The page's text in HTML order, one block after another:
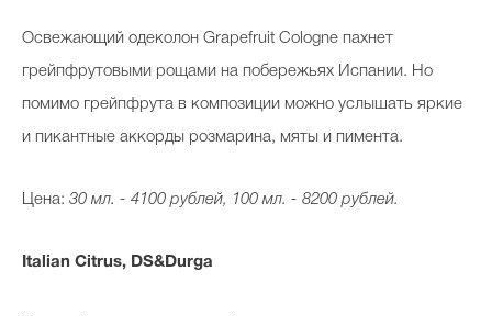
Освежающий одеколон Grapefruit Cologne пахнет
грейпфрутовыми рощами на побережьях Испании. Но
помимо грейпфрута в композиции можно услышать яркие
и пикантные аккорды розмарина, мяты и пимента.
Цена: 30 мл. - 4100 рублей, 100 мл. - 8200 рублей.
Italian Citrus, DS&Durga